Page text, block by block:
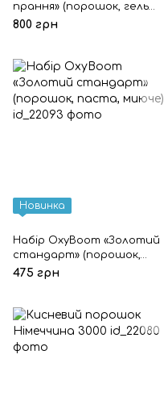
прання» (порошок, гель
для прання, ополіскувач)
800 грн
Новинка
Набір OxyBoom «Золотий
стандарт» (порошок,
паста, миюче)
475 грн